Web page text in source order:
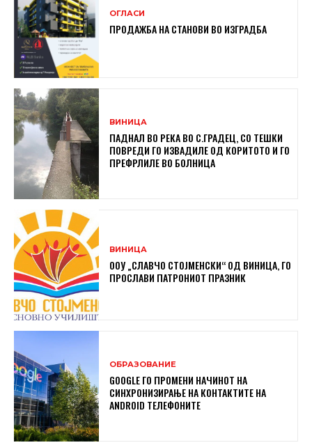
ОГЛАСИ
ПРОДАЖБА НА СТАНОВИ ВО ИЗГРАДБА
ВИНИЦА
ПАДНАЛ ВО РЕКА ВО С.ГРАДЕЦ, СО ТЕШКИ
ПОВРЕДИ ГО ИЗВАДИЛЕ ОД КОРИТОТО И ГО
ПРЕФРЛИЛЕ ВО БОЛНИЦА
ВИНИЦА
ООУ „СЛАВЧО СТОЈМЕНСКИ“ ОД ВИНИЦА, ГО
ПРОСЛАВИ ПАТРОНИОТ ПРАЗНИК
ОБРАЗОВАНИЕ
GOOGLE ГО ПРОМЕНИ НАЧИНОТ НА
СИНХРОНИЗИРАЊЕ НА КОНТАКТИТЕ НА
ANDROID ТЕЛЕФОНИТЕ